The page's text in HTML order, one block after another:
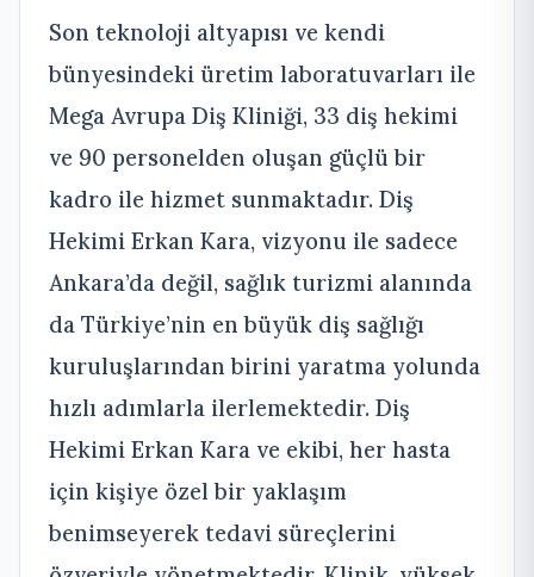
Son teknoloji altyapısı ve kendi
bünyesindeki üretim laboratuvarları ile
Mega Avrupa Diş Kliniği, 33 diş hekimi
ve 90 personelden oluşan güçlü bir
kadro ile hizmet sunmaktadır. Diş
Hekimi Erkan Kara, vizyonu ile sadece
Ankara’da değil, sağlık turizmi alanında
da Türkiye’nin en büyük diş sağlığı
kuruluşlarından birini yaratma yolunda
hızlı adımlarla ilerlemektedir. Diş
Hekimi Erkan Kara ve ekibi, her hasta
için kişiye özel bir yaklaşım
benimseyerek tedavi süreçlerini